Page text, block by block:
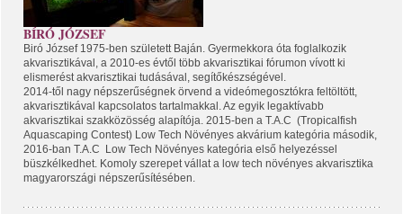
BÍRÓ JÓZSEF
Biró József 1975-ben született Baján. Gyermekkora óta foglalkozik
akvarisztikával, a 2010-es évtől több akvarisztikai fórumon vívott ki
elismerést akvarisztikai tudásával, segítőkészségével.
2014-től nagy népszerűségnek örvend a videómegosztókra feltöltött,
akvarisztikával kapcsolatos tartalmakkal. Az egyik legaktívabb
akvarisztikai szakközösség alapítója. 2015-ben a T.A.C (Tropicalfish
Aquascaping Contest) Low Tech Növényes akvárium kategória második,
2016-ban T.A.C Low Tech Növényes kategória első helyezéssel
büszkélkedhet. Komoly szerepet vállat a low tech növényes akvarisztika
magyarországi népszerűsítésében.